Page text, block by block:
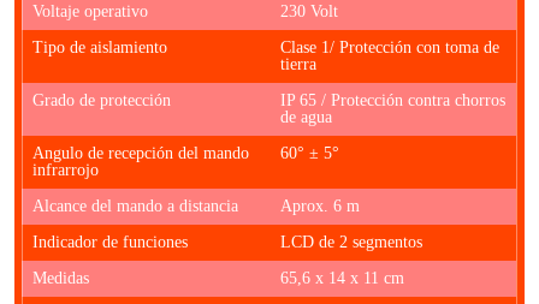
Voltaje operativo
230 Volt
Tipo de aislamiento
Clase 1/ Protección con toma de
tierra
Grado de protección
IP 65 / Protección contra chorros
de agua
Angulo de recepción del mando
infrarrojo
60° ± 5°
Alcance del mando a distancia
Aprox. 6 m
Indicador de funciones
LCD de 2 segmentos
Medidas
65,6 x 14 x 11 cm